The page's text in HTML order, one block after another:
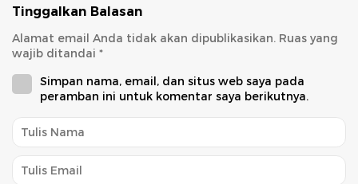
Tinggalkan Balasan
Alamat email Anda tidak akan dipublikasikan. Ruas yang
wajib ditandai *
Simpan nama, email, dan situs web saya pada
peramban ini untuk komentar saya berikutnya.